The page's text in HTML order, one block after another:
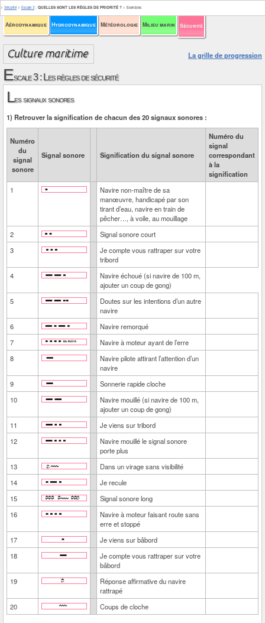
Aérodynamique Hydrodynamique Météorologie Milieu marin Sécurité
> Sécurité > Escale 3 : QUELLES SONT LES RÈGLES DE PRIORITÉ ? > Exercices
La grille de progression
Escale 3 : Les règles de sécurité
Les signaux sonores
1) Retrouver la signification de chacun des 20 signaux sonores :
Numéro
du
signal
sonore
Signal sonore Signification du signal sonore
Numéro du
signal
correspondant
à la
signification
1
Navire non-maître de sa
manœuvre, handicapé par son
tirant d’eau, navire en train de
pêcher…, à voile, au mouillage
2
Signal sonore court
3
Je compte vous rattraper sur votre
tribord
4
Navire échoué (si navire de 100 m,
ajouter un coup de gong)
5
Doutes sur les intentions d’un autre
navire
6
Navire remorqué
7
Navire à moteur ayant de l’erre
8
Navire pilote attirant l’attention d’un
navire
9
Sonnerie rapide cloche
10
Navire mouillé (si navire de 100 m,
ajouter un coup de gong)
11
Je viens sur tribord
12
Navire mouillé le signal sonore
porte plus
13
Dans un virage sans visibilité
14
Je recule
15
Signal sonore long
16
Navire à moteur faisant route sans
erre et stoppé
17
Je viens sur bâbord
18
Je compte vous rattraper sur votre
bâbord
19
Réponse affirmative du navire
rattrapé
20
Coups de cloche